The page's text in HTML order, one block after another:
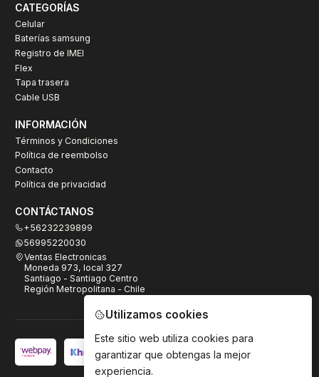
CATEGORÍAS
Celular
Baterías samsung
Registro de IMEI
Flex
Tapa trasera
Cable USB
INFORMACIÓN
Términos y Condiciones
Política de reembolso
Contacto
Política de privacidad
CONTÁCTANOS
+56232239899
56995220030
Ventas Electronicas
Moneda 973, local 327
Santiago - Santiago Centro
Región Metropolitana - Chile
Utilizamos cookies
Este sitio web utiliza cookies para
garantizar que obtengas la mejor
experiencia.